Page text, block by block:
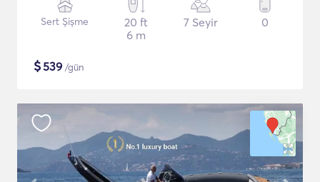
Sert Şişme
20 ft
6 m
7 Seyir 0
$539 /gün